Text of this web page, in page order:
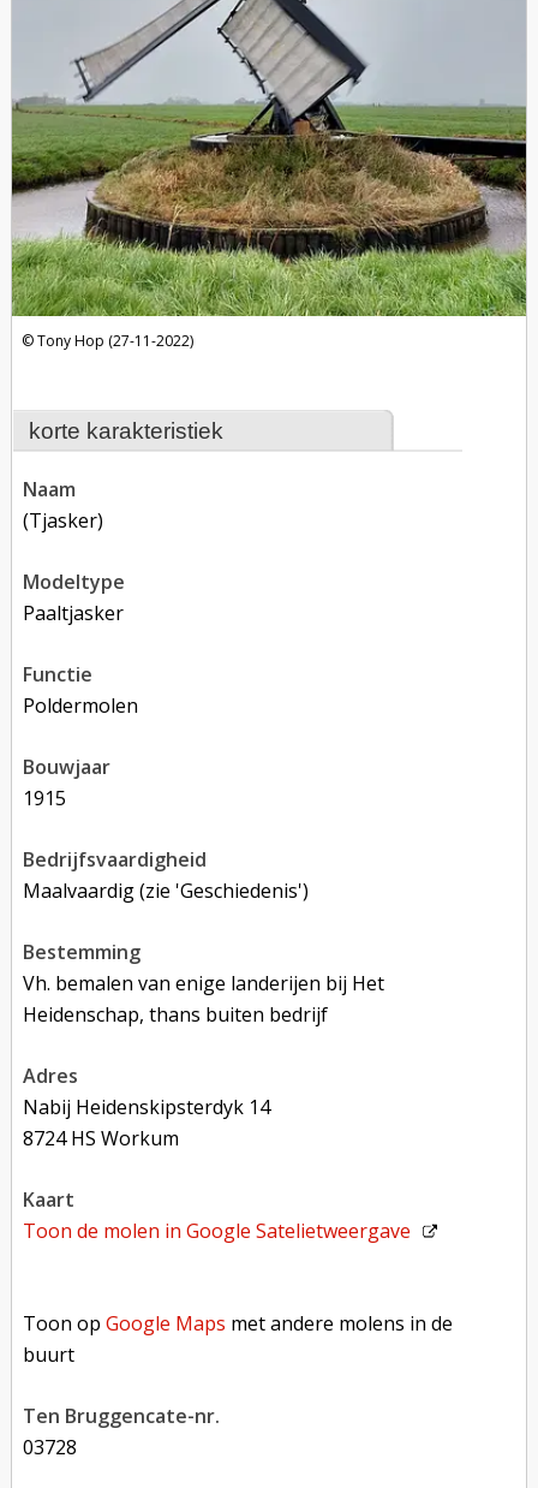
korte karakteristiek
naam
(tjasker)
modeltype
paaltjasker
functie
poldermolen
bouwjaar
1915
bedrijfsvaardigheid
Maalvaardig (zie 'Geschiedenis')
bestemming
Vh. bemalen van enige landerijen bij Het
Heidenschap, thans buiten bedrijf
adres
Nabij Heidenskipsterdyk 14
8724 HS Workum
kaart
Toon de molen inGoogle Satelietweergave
Toon opGoogle Maps met andere molens in de
buurt
Ten Bruggencate-nr.
03728
Tony Hop (27-11-2022)